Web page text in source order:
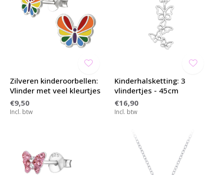
Zilveren kinderoorbellen:
Vlinder met veel kleurtjes
€9,50
Incl. btw
Kinderhalsketting: 3
vlindertjes - 45cm
€16,90
Incl. btw